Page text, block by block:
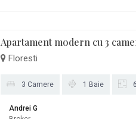
Apartament modern cu 3
Floresti
3 Camere 1 Baie
Andrei G